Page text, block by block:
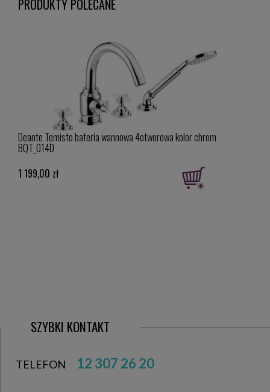
PRODUKTY POLECANE
Deante Temisto bateria wannowa 4otworowa kolor chrom
BQT_014D
1 199,00 zł
SZYBKI KONTAKT
TELEFON 12 307 26 20